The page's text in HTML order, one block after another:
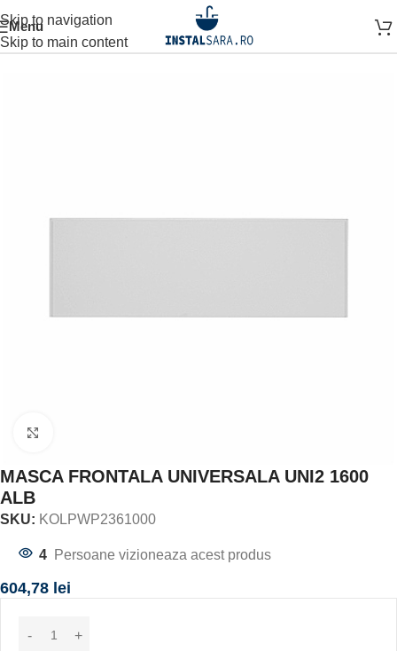
Skip to navigation
Skip to main content
Menu
OBIECTE SANITARE CAZI SI PARAVANE PANOU CADA
MASCA FRONTALA UNIVERSALA UNI2 1600
ALB
SKU: KOLPWP2361000
4 Persoane vizioneaza acest produs
604,78 lei